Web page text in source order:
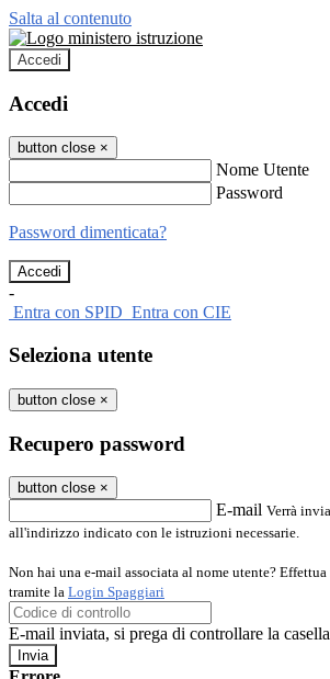
Salta al contenuto
Accedi
Accedi
button close ×
Nome Utente
Password
Password dimenticata?
-
Entra con SPID Entra con CIE
Seleziona utente
button close ×
Recupero password
button close ×
E-mail Verrà
all'indirizzo indicato con le istruzioni necessarie.
Non hai una e-mail associata al nome utente?
tramite la Login Spaggiari
E-mail inviata, si prega di controllare la